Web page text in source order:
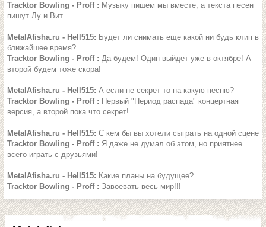
Tracktor Bowling - Proff : Музыку пишем мы вместе, а текста песен
пишут Лу и Вит.
MetalAfisha.ru - Hell515: Будет ли снимать еще какой ни будь клип в
ближайшее время?
Tracktor Bowling - Proff : Да будем! Один выйдет уже в октябре! А
второй будем тоже скора!
MetalAfisha.ru - Hell515: А если не секрет то на какую песню?
Tracktor Bowling - Proff : Первый "Период распада" концертная
версия, а второй пока что секрет!
MetalAfisha.ru - Hell515: С кем бы вы хотели сыграть на одной сцене
Tracktor Bowling - Proff : Я даже не думал об этом, но приятнее
всего играть с друзьями!
MetalAfisha.ru - Hell515: Какие планы на будущее?
Tracktor Bowling - Proff : Завоевать весь мир!!!